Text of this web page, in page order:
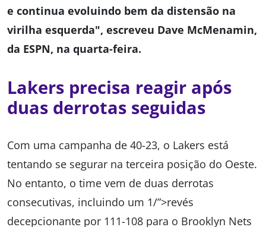
e continua evoluindo bem da distensão na
virilha esquerda", escreveu Dave McMenamin,
da ESPN, na quarta-feira.
Lakers precisa reagir após
duas derrotas seguidas
Com uma campanha de 40-23, o Lakers está
tentando se segurar na terceira posição do Oeste.
No entanto, o time vem de duas derrotas
consecutivas, incluindo um 1/”>revés
decepcionante por 111-108 para o Brooklyn Nets